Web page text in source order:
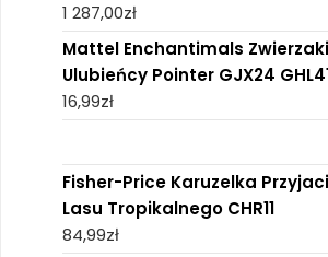
1 287,00zł
Mattel Enchantimals Zwierzaki
Ulubieńcy Pointer GJX24
16,99zł
Fisher-Price Karuzelka
Lasu Tropikalnego CHR11
84,99zł